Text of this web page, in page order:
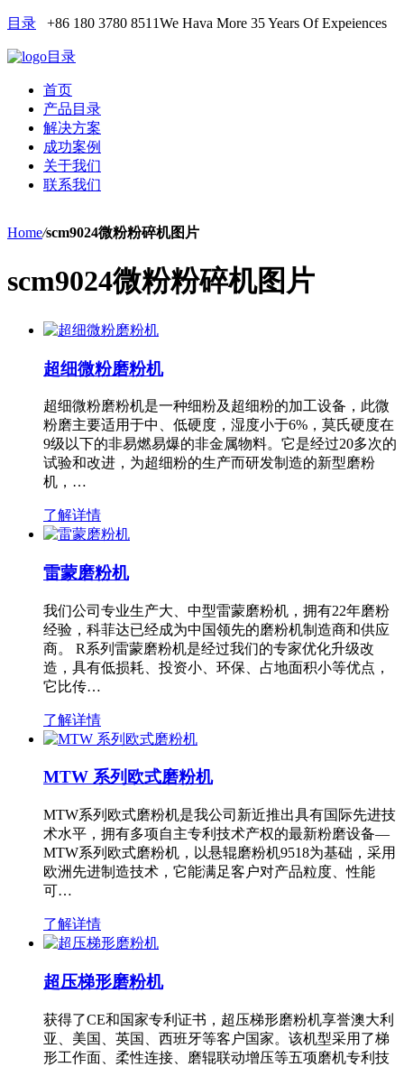
目录 +86 180 3780 8511We Hava More 35 Years Of Expeiences
目录
首页
产品目录
解决方案
成功案例
关于我们
联系我们
Home/scm9024微粉粉碎机图片
scm9024微粉粉碎机图片
超细微粉磨粉机
超细微粉磨粉机是一种细粉及超细粉的加工设备，此微
粉磨主要适用于中、低硬度，湿度小于6%，莫氏硬度在
9级以下的非易燃易爆的非金属物料。它是经过20多次的
试验和改进，为超细粉的生产而研发制造的新型磨粉
机，…
了解详情
雷蒙磨粉机
我们公司专业生产大、中型雷蒙磨粉机，拥有22年磨粉
经验，科菲达已经成为中国领先的磨粉机制造商和供应
商。 R系列雷蒙磨粉机是经过我们的专家优化升级改
造，具有低损耗、投资小、环保、占地面积小等优点，
它比传…
了解详情
MTW 系列欧式磨粉机
MTW系列欧式磨粉机是我公司新近推出具有国际先进技
术水平，拥有多项自主专利技术产权的最新粉磨设备—
MTW系列欧式磨粉机，以悬辊磨粉机9518为基础，采用
欧洲先进制造技术，它能满足客户对产品粒度、性能
可…
了解详情
超压梯形磨粉机
获得了CE和国家专利证书，超压梯形磨粉机享誉澳大利
亚、美国、英国、西班牙等客户国家。该机型采用了梯
形工作面、柔性连接、磨辊联动增压等五项磨机专利技